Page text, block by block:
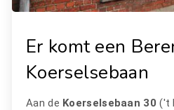
Er komt een
Koerselsebaan
Aan de Koerselsebaan 30 ('t